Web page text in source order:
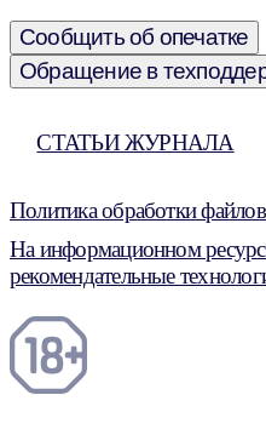
Сообщить об опечатке
Обращение в
СТАТЬИ ЖУРНАЛА
Политика обработки
На информационном
рекомендательные